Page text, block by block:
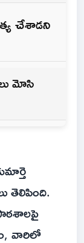
చేశాడని
మోసి
తెలిపింది.
వారిలో